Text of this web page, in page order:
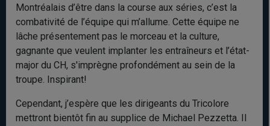
Montréalais d’être dans la course aux séries, c’est la
combativité de l’équipe qui m’allume. Cette équipe ne
lâche présentement pas le morceau et la culture,
gagnante que veulent implanter les entraîneurs et l’état-
major du CH, s'imprègne profondément au sein de la
troupe. Inspirant!
Cependant, j’espère que les dirigeants du Tricolore
mettront bientôt fin au supplice de Michael Pezzetta. Il